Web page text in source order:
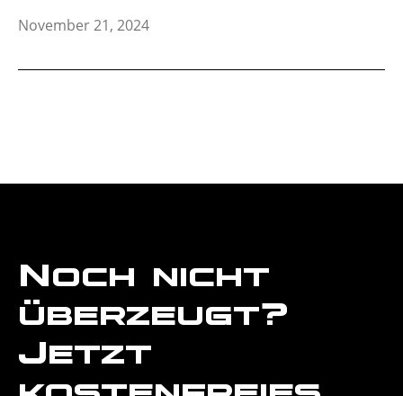
November 21, 2024
Noch nicht
überzeugt?
Jetzt